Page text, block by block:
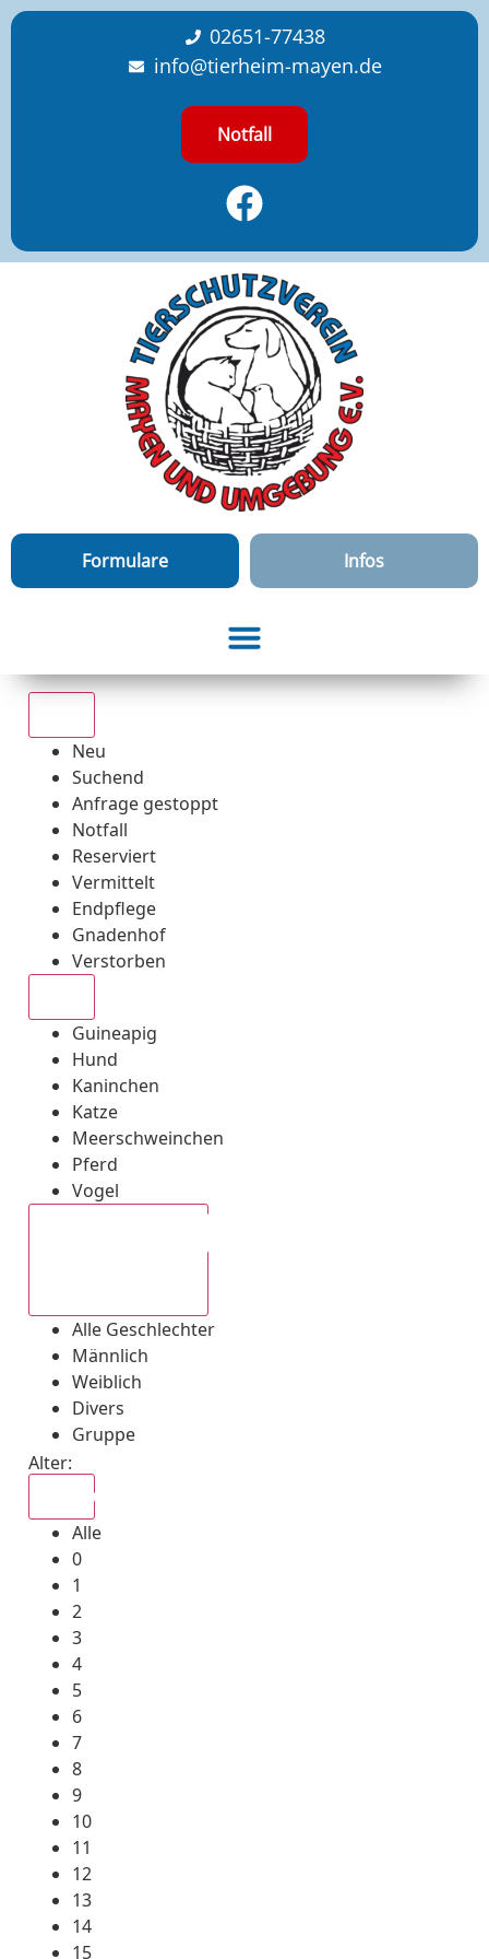
content
02651-77438
info@tierheim-mayen.de
Notfall
Formulare Infos
Neu
Suchend
Anfrage gestoppt
Notfall
Reserviert
Vermittelt
Endpflege
Gnadenhof
Verstorben
Guineapig
Hund
Kaninchen
Katze
Meerschweinchen
Pferd
Vogel
Alle Geschlechter
Männlich
Weiblich
Divers
Gruppe
Alter:
Alle
0
1
2
3
4
5
6
7
8
9
10
11
12
13
14
15